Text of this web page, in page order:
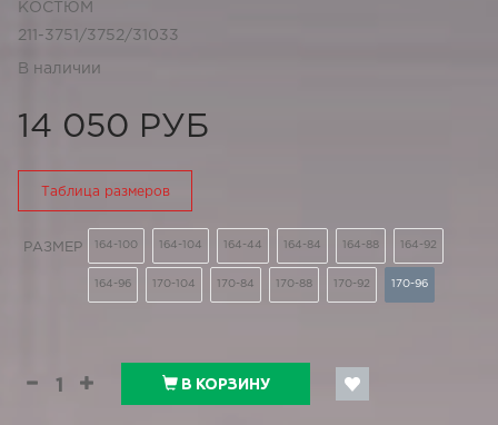
КОСТЮМ
211-3751/3752/31033
В наличии
14 050 РУБ
Таблица размеров
РАЗМЕР 164-100 164-104 164-44 164-84 164-88 164-92
164-96 170-104 170-84 170-88 170-92 170-96
В КОРЗИНУ